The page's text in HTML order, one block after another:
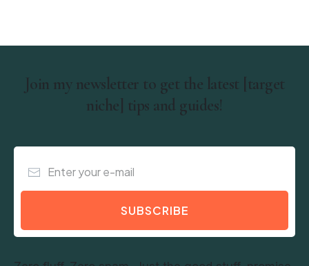
Join my newsletter to get the latest [target
niche] tips and guides!
SUBSCRIBE